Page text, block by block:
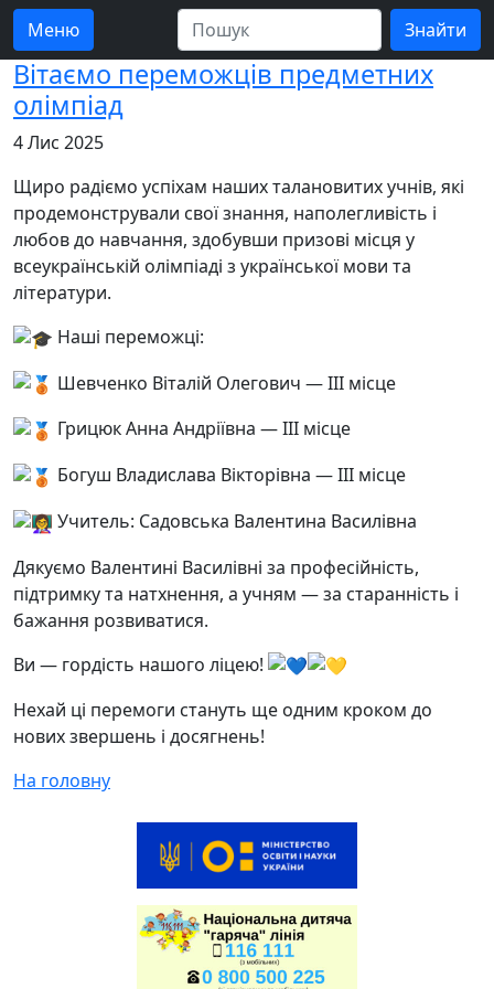
Меню
Вітаємо переможців предметних
олімпіад
4 Лис 2025
Щиро радіємо успіхам наших талановитих учнів, які
продемонстрували свої знання, наполегливість і
любов до навчання, здобувши призові місця у
всеукраїнській олімпіаді з української мови та
літератури.
Наші переможці:
Шевченко Віталій Олегович — ІІІ місце
Грицюк Анна Андріївна — ІІІ місце
Богуш Владислава Вікторівна — ІІІ місце
Учитель: Садовська Валентина Василівна
Дякуємо Валентині Василівні за професійність,
підтримку та натхнення, а учням — за старанність і
бажання розвиватися.
Ви — гордість нашого ліцею!
Нехай ці перемоги стануть ще одним кроком до
нових звершень і досягнень!
На головну